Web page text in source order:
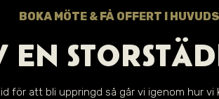
BOKA MÖTE & FÅ OFFERT I
EN
för att bli uppringd så går vi igenom hur vi